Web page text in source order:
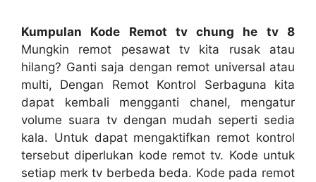
Kumpulan Kode Remot tv chung he tv 8
Mungkin remot pesawat tv kita rusak atau
hilang? Ganti saja dengan remot universal atau
multi, Dengan Remot Kontrol Serbaguna kita
dapat kembali mengganti chanel, mengatur
volume suara tv dengan mudah seperti sedia
kala. Untuk dapat mengaktifkan remot kontrol
tersebut diperlukan kode remot tv. Kode untuk
setiap merk tv berbeda beda. Kode pada remot